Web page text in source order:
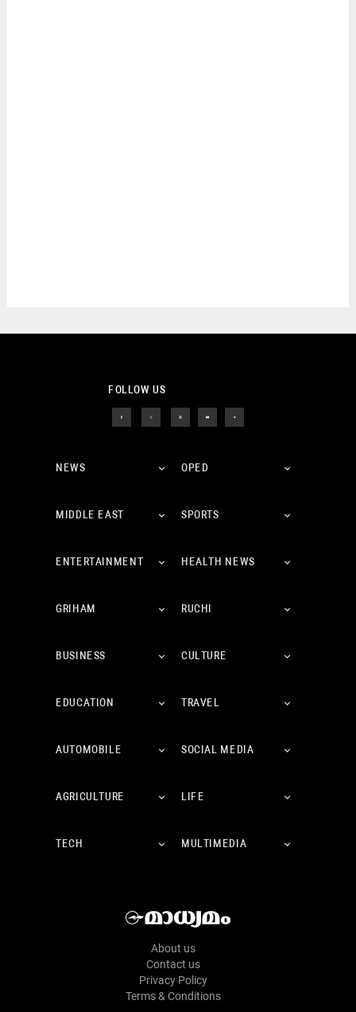
FOLLOW US
NEWS OPED
MIDDLE EAST SPORTS
ENTERTAINMENT HEALTH NEWS
GRIHAM RUCHI
BUSINESS CULTURE
EDUCATION TRAVEL
AUTOMOBILE SOCIAL MEDIA
AGRICULTURE LIFE
TECH MULTIMEDIA
About us
Contact us
Privacy Policy
Terms & Conditions